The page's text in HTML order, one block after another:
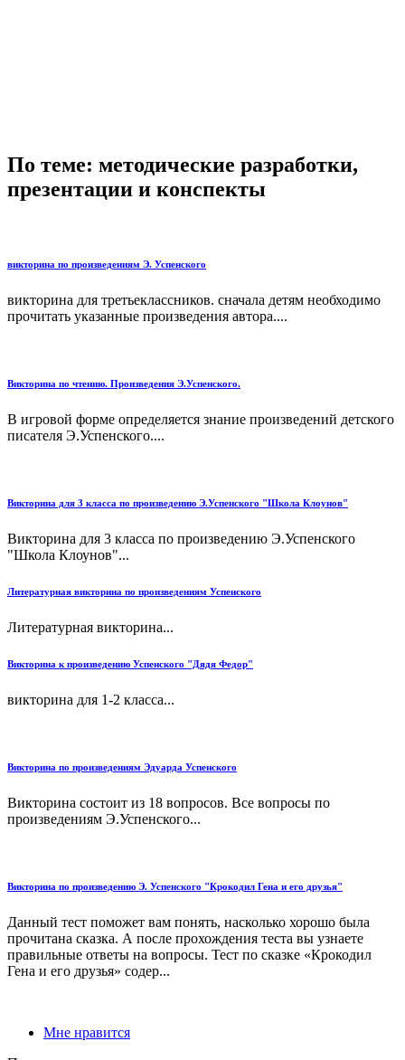
По теме: методические разработки,
презентации и конспекты
викторина по произведениям Э. Успенского
викторина для третьеклассников. сначала детям необходимо
прочитать указанные произведения автора....
Викторина по чтению. Произведения Э.Успенского.
В игровой форме определяется знание произведений детского
писателя Э.Успенского....
Викторина для 3 класса по произведению Э.Успенского "Школа Клоунов"
Викторина для 3 класса по произведению Э.Успенского
"Школа Клоунов"...
Литературная викторина по произведениям Успенского
Литературная викторина...
Викторина к произведению Успенского "Дядя Федор"
викторина для 1-2 класса...
Викторина по произведениям Эдуарда Успенского
Викторина состоит из 18 вопросов. Все вопросы по
произведениям Э.Успенского...
Викторина по произведению Э. Успенского "Крокодил Гена и его друзья"
Данный тест поможет вам понять, насколько хорошо была
прочитана сказка. А после прохождения теста вы узнаете
правильные ответы на вопросы. Тест по сказке «Крокодил
Гена и его друзья» содер...
Мне нравится